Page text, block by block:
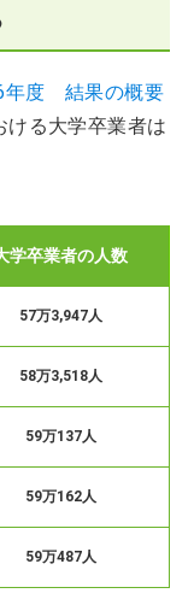
る
年度 結果の概要
ける大学卒業者は
学卒業者の人数
57万3,947人
58万3,518人
59万137人
59万162人
59万487人